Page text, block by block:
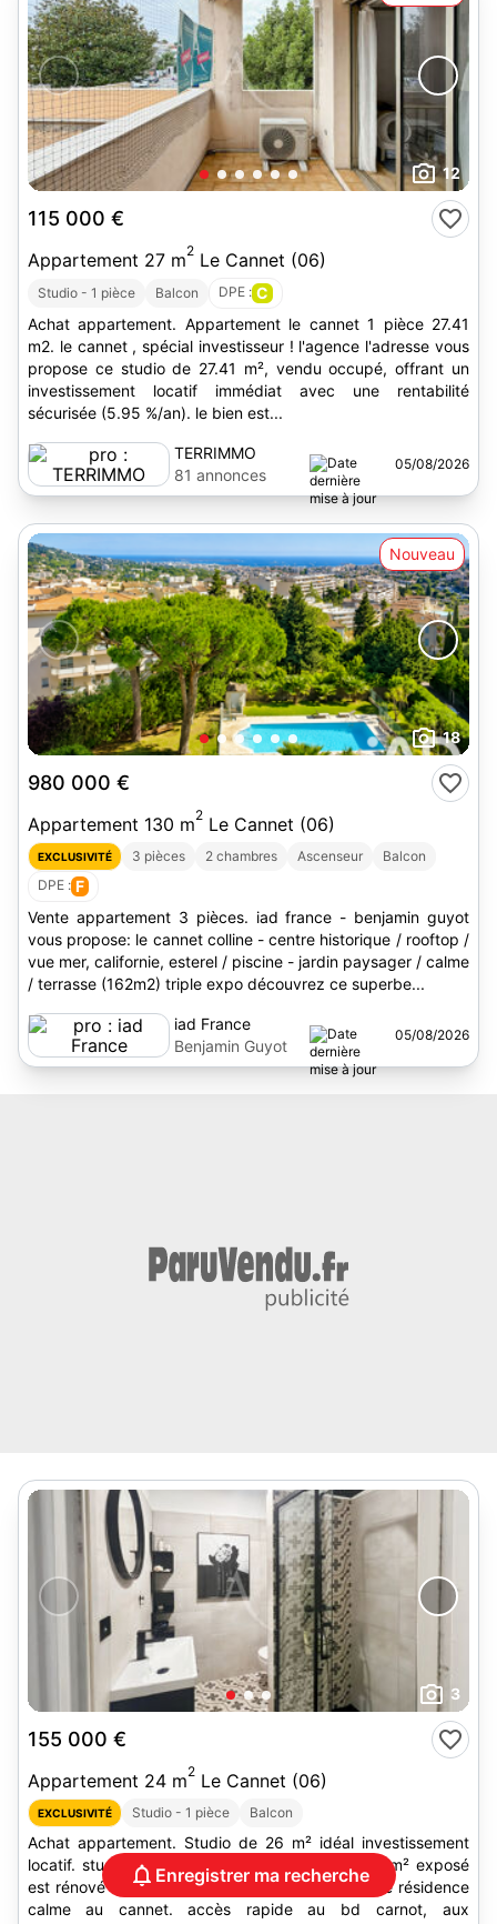
12
115 000 €
Appartement 27 m2 Le Cannet (06)
Studio - 1 pièce Balcon DPE : C
Achat appartement. Appartement le cannet 1 pièce 27.41
m2. le cannet , spécial investisseur ! l'agence l'adresse vous
propose ce studio de 27.41 m², vendu occupé, offrant un
investissement locatif immédiat avec une rentabilité
sécurisée (5.95 %/an). le bien est...
TERRIMMO
81 annonces
05/08/2026
Nouveau
18
980 000 €
Appartement 130 m2 Le Cannet (06)
EXCLUSIVITÉ 3 pièces 2 chambres Ascenseur
Balcon
DPE : F
Vente appartement 3 pièces. iad france - benjamin guyot
vous propose: le cannet colline - centre historique / rooftop /
vue mer, californie, esterel / piscine - jardin paysager / calme
/ terrasse (162m2) triple expo découvrez ce superbe...
iad France
Benjamin Guyot
05/08/2026
3
155 000 €
Appartement 24 m2 Le Cannet (06)
EXCLUSIVITÉ Studio - 1 pièce Balcon
Achat appartement. Studio de 26 m² idéal investissement
locatif. studio climatisé avec une terrasse de 8 m² exposé
est rénové en très bon état, situé dans une petite résidence
calme au cannet. accès rapide au bd carnot, aux
Enregistrer ma recherche